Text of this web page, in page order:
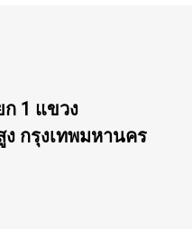
ก 1 แขวง
กรุงเทพมหานคร